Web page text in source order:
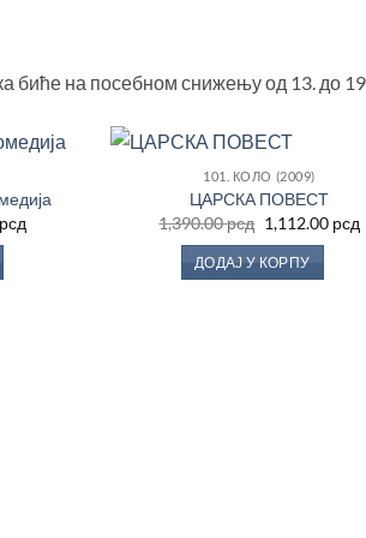
биће на посебном снижењу од 13. до
у
рсдТренутна
цена
101. КОЛО (2009)
ЦАРСКА ПОВЕСТ
1,390.00рсд Оригинална
цена
је
била:
1,112.00 рсд
ДОДАЈ У КОРПУ